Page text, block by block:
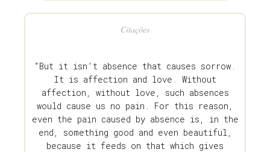
Citações
“But it isn’t absence that causes sorrow.
It is affection and love. Without
affection, without love, such absences
would cause us no pain. For this reason,
even the pain caused by absence is, in the
end, something good and even beautiful,
because it feeds on that which gives